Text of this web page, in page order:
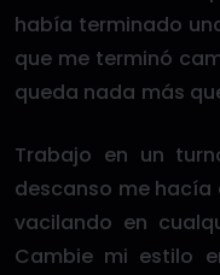
había terminado
que me terminó
queda nada más
Trabajo en un
descanso me
vacilando en
Cambie mi estilo